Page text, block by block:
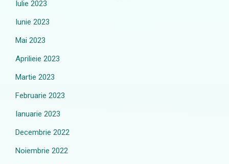
Iulie 2023
Iunie 2023
Mai 2023
Aprilieie 2023
Martie 2023
Februarie 2023
Ianuarie 2023
Decembrie 2022
Noiembrie 2022